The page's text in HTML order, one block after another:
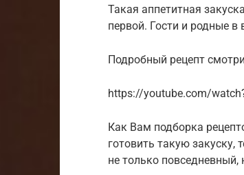
Такая аппетитная
первой. Гости и родные в
Подробный рецепт
https://youtube.com/
Как Вам подборка
готовить такую закуску,
не только